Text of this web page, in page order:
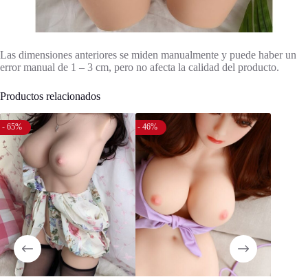
Las dimensiones anteriores se miden manualmente y puede haber un
error manual de 1 – 3 cm, pero no afecta la calidad del producto.
Productos relacionados
- 65% - 46%